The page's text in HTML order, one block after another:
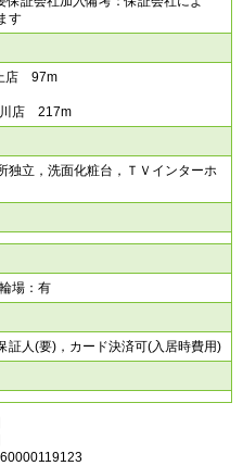
す
店 97m
川店 217m
独立，洗面化粧台，ＴＶインターホ
場：有
証人(要)，カード決済可(入居時費用)